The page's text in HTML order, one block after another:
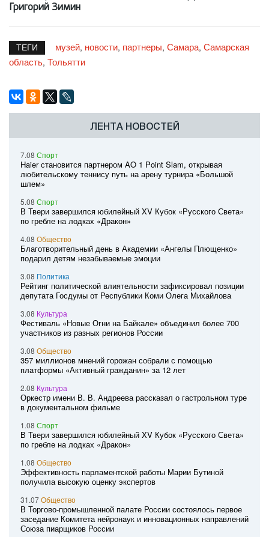
Григорий Зимин
ТЕГИ музей, новости, партнеры, Самара, Самарская
область, Тольятти
ЛЕНТА НОВОСТЕЙ
7.08 Спорт
Haier становится партнером AO 1 Point Slam, открывая
любительскому теннису путь на арену турнира «Большой
шлем»
5.08 Спорт
В Твери завершился юбилейный XV Кубок «Русского Света»
по гребле на лодках «Дракон»
4.08 Общество
Благотворительный день в Академии «Ангелы Плющенко»
подарил детям незабываемые эмоции
3.08 Политика
Рейтинг политической влиятельности зафиксировал позиции
депутата Госдумы от Республики Коми Олега Михайлова
3.08 Культура
Фестиваль «Новые Огни на Байкале» объединил более 700
участников из разных регионов России
3.08 Общество
357 миллионов мнений горожан собрали с помощью
платформы «Активный гражданин» за 12 лет
2.08 Культура
Оркестр имени В. В. Андреева рассказал о гастрольном туре
в документальном фильме
1.08 Спорт
В Твери завершился юбилейный XV Кубок «Русского Света»
по гребле на лодках «Дракон»
1.08 Общество
Эффективность парламентской работы Марии Бутиной
получила высокую оценку экспертов
31.07Общество
В Торгово-промышленной палате России состоялось первое
заседание Комитета нейронаук и инновационных направлений
Союза пиарщиков России